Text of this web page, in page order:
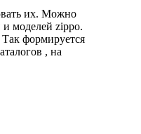
их. Можно
моделей zippo.
Так формируется
, на